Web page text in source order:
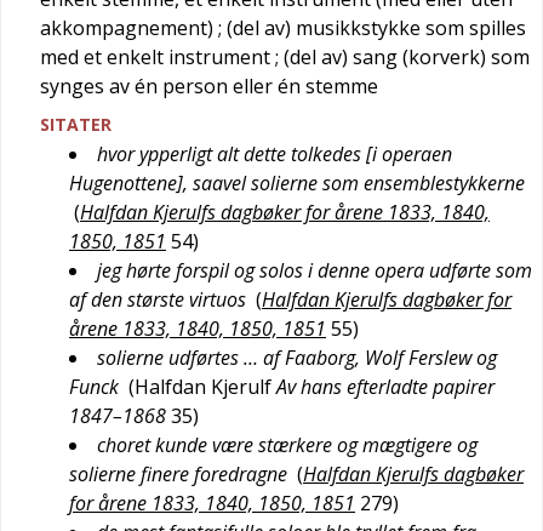
akkompagnement) ; (del av) musikkstykke som spilles
med et enkelt instrument; (del av) sang (korverk) som
synges av én person eller én stemme
SITATER
hvor ypperligt alt dette tolkedes [i operaen
Hugenottene], saavel solierne som ensemblestykkerne
(Halfdan Kjerulfs dagbøker for årene 1833, 1840,
1850, 1851 54)
jeg hørte forspil og solos i denne opera udførte som
af den største virtuos (Halfdan Kjerulfs dagbøker for
årene 1833, 1840, 1850, 1851 55)
solierne udførtes … af Faaborg, Wolf Ferslew og
Funck (Halfdan KjerulfAv hans efterladte papirer
1847–186835)
choret kunde være stærkere og mægtigere og
solierne finere foredragne (Halfdan Kjerulfs dagbøker
for årene 1833, 1840, 1850, 1851 279)